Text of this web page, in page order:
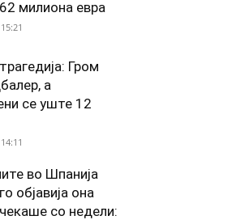
милиона евра
Гром
а
се уште 12
во Шпанија
објавија она
со недели: